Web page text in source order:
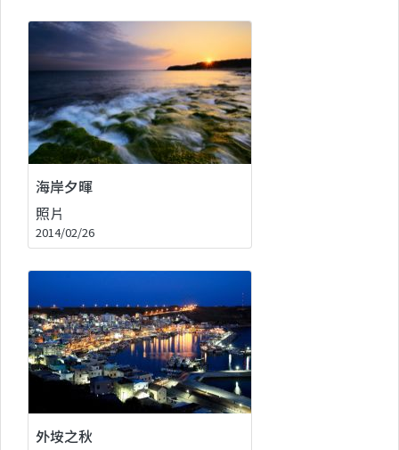
海岸夕暉
照片
2014/02/26
外垵之秋